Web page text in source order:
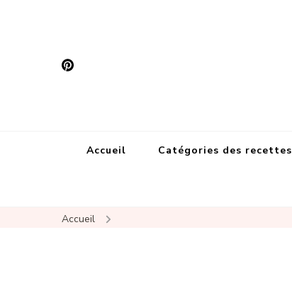
Accueil Catégories des recettes
Accueil